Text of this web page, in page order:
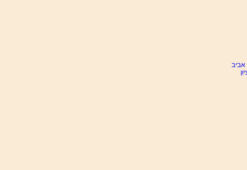
אביב